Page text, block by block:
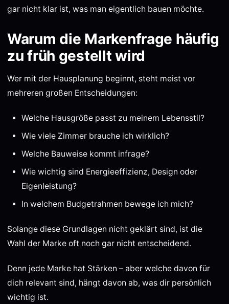
gar nicht klar ist, was man eigentlich bauen möchte.
Warum die Markenfrage häufig
zu früh gestellt wird
Wer mit der Hausplanung beginnt, steht meist vor
mehreren großen Entscheidungen:
Welche Hausgröße passt zu meinem Lebensstil?
Wie viele Zimmer brauche ich wirklich?
Welche Bauweise kommt infrage?
Wie wichtig sind Energieeffizienz, Design oder
Eigenleistung?
In welchem Budgetrahmen bewege ich mich?
Solange diese Grundlagen nicht geklärt sind, ist die
Wahl der Marke oft noch gar nicht entscheidend.
Denn jede Marke hat Stärken – aber welche davon für
dich relevant sind, hängt davon ab, was dir persönlich
wichtig ist.